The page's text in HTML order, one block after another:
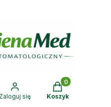
Zaloguj się
Produkty w
Koszyk